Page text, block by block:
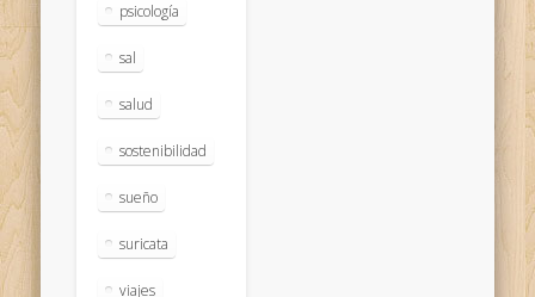
psicología
sal
salud
sostenibilidad
sueño
suricata
viajes